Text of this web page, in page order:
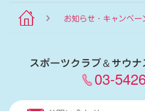
お知らせ・キャンペー
スポーツクラブ＆サウ
03-